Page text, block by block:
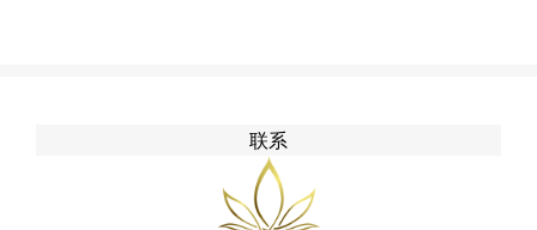
联系